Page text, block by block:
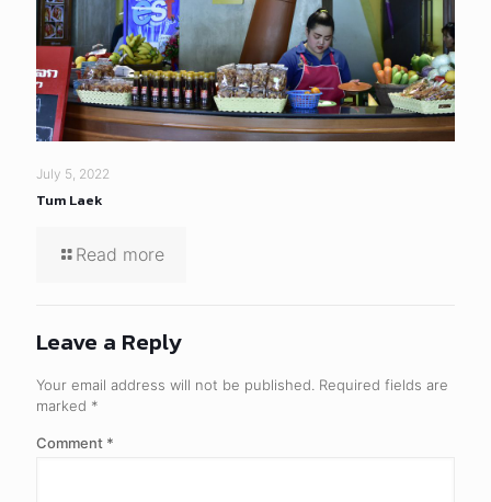
July 5, 2022
Tum Laek
Read more
Leave a Reply
Your email address will not be published. Required fields are
marked *
Comment *